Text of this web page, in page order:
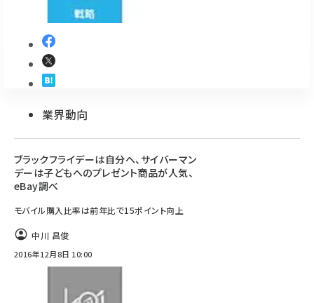
業界動向
ブラックフライデーは自分へ、サイバーマン
デーは子どもへのプレゼント商品が人気、
eBay調べ
モバイル購入比率は前年比で15ポイント向上
中川 昌俊
2016年12月8日 10:00
参加登録はこちら↑